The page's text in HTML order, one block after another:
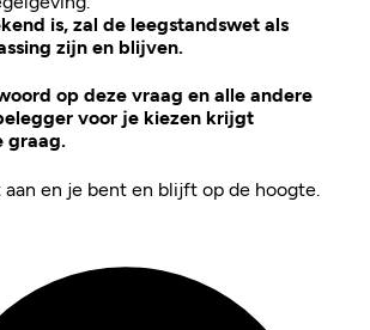
is, zal de leegstandswet als
zijn en blijven.
op deze vraag en alle andere
voor je kiezen krijgt
graag.
en je bent en blijft op de hoogte.